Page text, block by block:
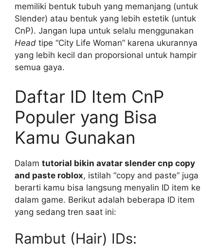
memiliki bentuk tubuh yang memanjang (untuk
Slender) atau bentuk yang lebih estetik (untuk
CnP). Jangan lupa untuk selalu menggunakan
Head tipe “City Life Woman” karena ukurannya
yang lebih kecil dan proporsional untuk hampir
semua gaya.
Daftar ID Item CnP
Populer yang Bisa
Kamu Gunakan
Dalam tutorial bikin avatar slender cnp copy
and paste roblox, istilah “copy and paste” juga
berarti kamu bisa langsung menyalin ID item ke
dalam game. Berikut adalah beberapa ID item
yang sedang tren saat ini:
Rambut (Hair) IDs: